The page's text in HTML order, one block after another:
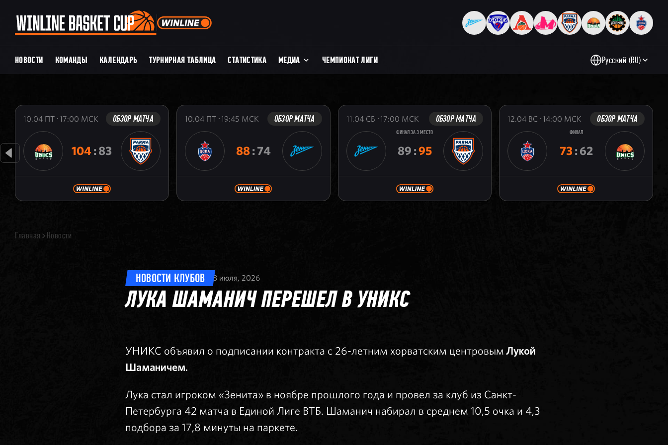
НОВОСТИ КОМАНДЫ КАЛЕНДАРЬ ТУРНИРНАЯ ТАБЛИЦА СТАТИСТИКА МЕДИА ЧЕМПИОНАТ ЛИГИ Русский (RU)
10.04 ПТ 17:00 МСК ОБЗОР МАТЧА
104:83
10.04 ПТ 19:45 МСК ОБЗОР МАТЧА
88:74
11.04 СБ 17:00 МСК ОБЗОР МАТЧА
ФИНАЛ ЗА 3 МЕСТО
89:95
12.04 ВС 14:00 МСК ОБЗОР МАТЧА
ФИНАЛ
73:62
Главная Новости
НОВОСТИ КЛУБОВ 8 июля, 2026
ЛУКА ШАМАНИЧ ПЕРЕШЕЛ В УНИКС
УНИКС объявил о подписании контракта с 26-летним хорватским центровымЛукой
Шаманичем.
Лука стал игроком «Зенита» в ноябре прошлого года и провел за клуб из Санкт-
Петербурга 42 матча в Единой Лиге ВТБ. Шаманич набирал в среднем 10,5 очка и 4,3
подбора за 17,8 минуты на паркете.